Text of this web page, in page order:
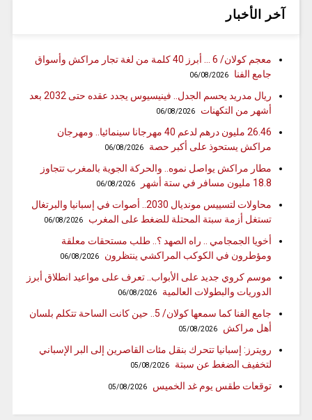
آخر الأخبار
معجم كولان/ 6 … أبرز 40 كلمة من لغة تجار مراكش وأسواق
جامع الفنا
06/08/2026
ريال مدريد يحسم الجدل.. فينيسيوس يجدد عقده حتى 2032 بعد
أشهر من التكهنات
06/08/2026
26.46 مليون درهم لدعم 40 مهرجانا سينمائيا.. ومهرجان
مراكش يستحوذ على أكبر حصة
06/08/2026
مطار مراكش يواصل نموه.. والحركة الجوية بالمغرب تتجاوز
18.8 مليون مسافر في ستة أشهر
06/08/2026
محاولات لتسييس مونديال 2030.. أصوات في إسبانيا والبرتغال
تستغل أزمة سبتة المحتلة للضغط على المغرب
06/08/2026
أخويا الجمجامي .. راه الصهد ؟.. طلب مستحقات معلقة
ومؤطرون في الكوكب المراكشي ينتظرون
06/08/2026
موسم كروي جديد على الأبواب.. تعرف على مواعيد انطلاق أبرز
الدوريات والبطولات العالمية
06/08/2026
جامع الفنا كما سمعها كولان/ 5.. حين كانت الساحة تتكلم بلسان
أهل مراكش
05/08/2026
رويترز: إسبانيا تتحرك بنقل مئات القاصرين إلى البر الإسباني
لتخفيف الضغط عن سبتة
05/08/2026
توقعات طقس يوم غد الخميس 05/08/2026